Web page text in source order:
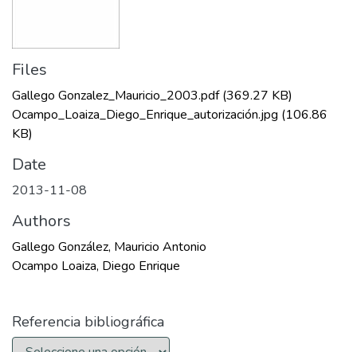
Files
Gallego Gonzalez_Mauricio_2003.pdf(369.27 KB)
Ocampo_Loaiza_Diego_Enrique_autorización.jpg (106.86
KB)
Date
2013-11-08
Authors
Gallego González, Mauricio Antonio
Ocampo Loaiza, Diego Enrique
Referencia bibliográfica